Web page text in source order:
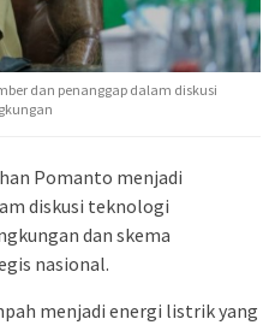
dan penanggap dalam diskusi
Pomanto menjadi
diskusi teknologi
dan skema
nasional.
menjadi energi listrik yang